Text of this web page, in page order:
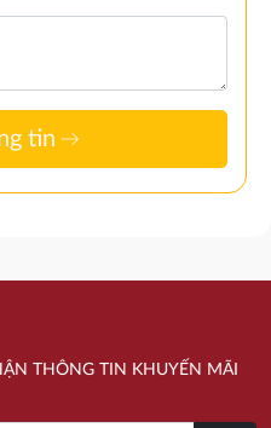
tin arrow_right_alt
THÔNG TIN KHUYẾN MÃI